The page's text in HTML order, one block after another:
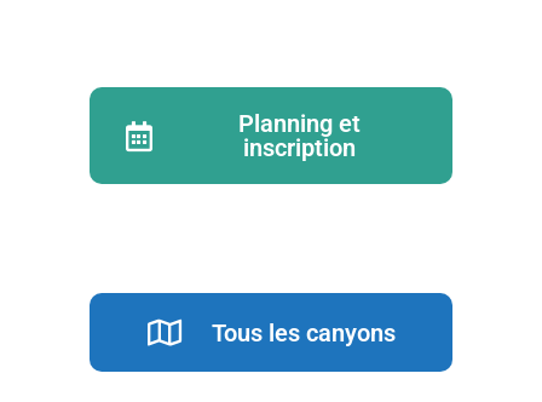
Planning et
inscription
Tous les canyons